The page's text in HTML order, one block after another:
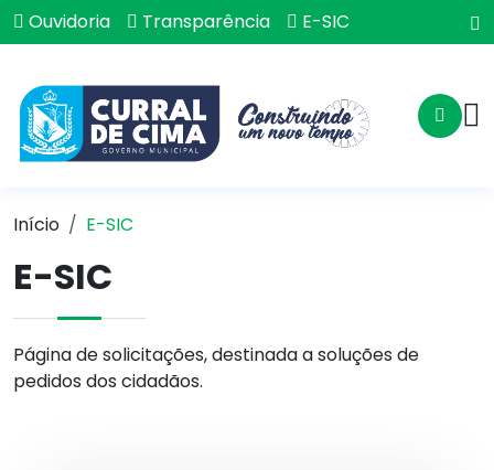
Ouvidoria Transparência E-SIC
Início E-SIC
E-SIC
Página de solicitações, destinada a soluções de
pedidos dos cidadãos.